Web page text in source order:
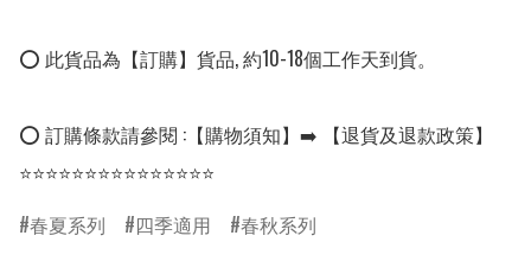
⭕ 此貨品為【訂購】貨品, 約10-18個工作天到貨。
⭕ 訂購條款請參閱 :【購物須知】➡️ 【退貨及退款政策】
⭐⭐⭐⭐⭐⭐⭐⭐⭐⭐⭐⭐⭐⭐⭐
春夏系列
四季適用 春秋系列